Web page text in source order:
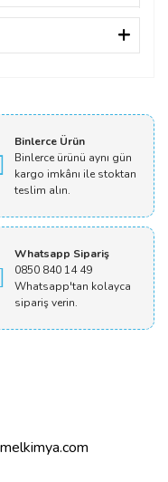
yapın!
Binlerce Ürün
Binlerce ürünü aynı gün
kargo imkânı ile stoktan
teslim alın.
Whatsapp Sipariş
0850 840 14 49
Whatsapp'tan kolayca
sipariş verin.